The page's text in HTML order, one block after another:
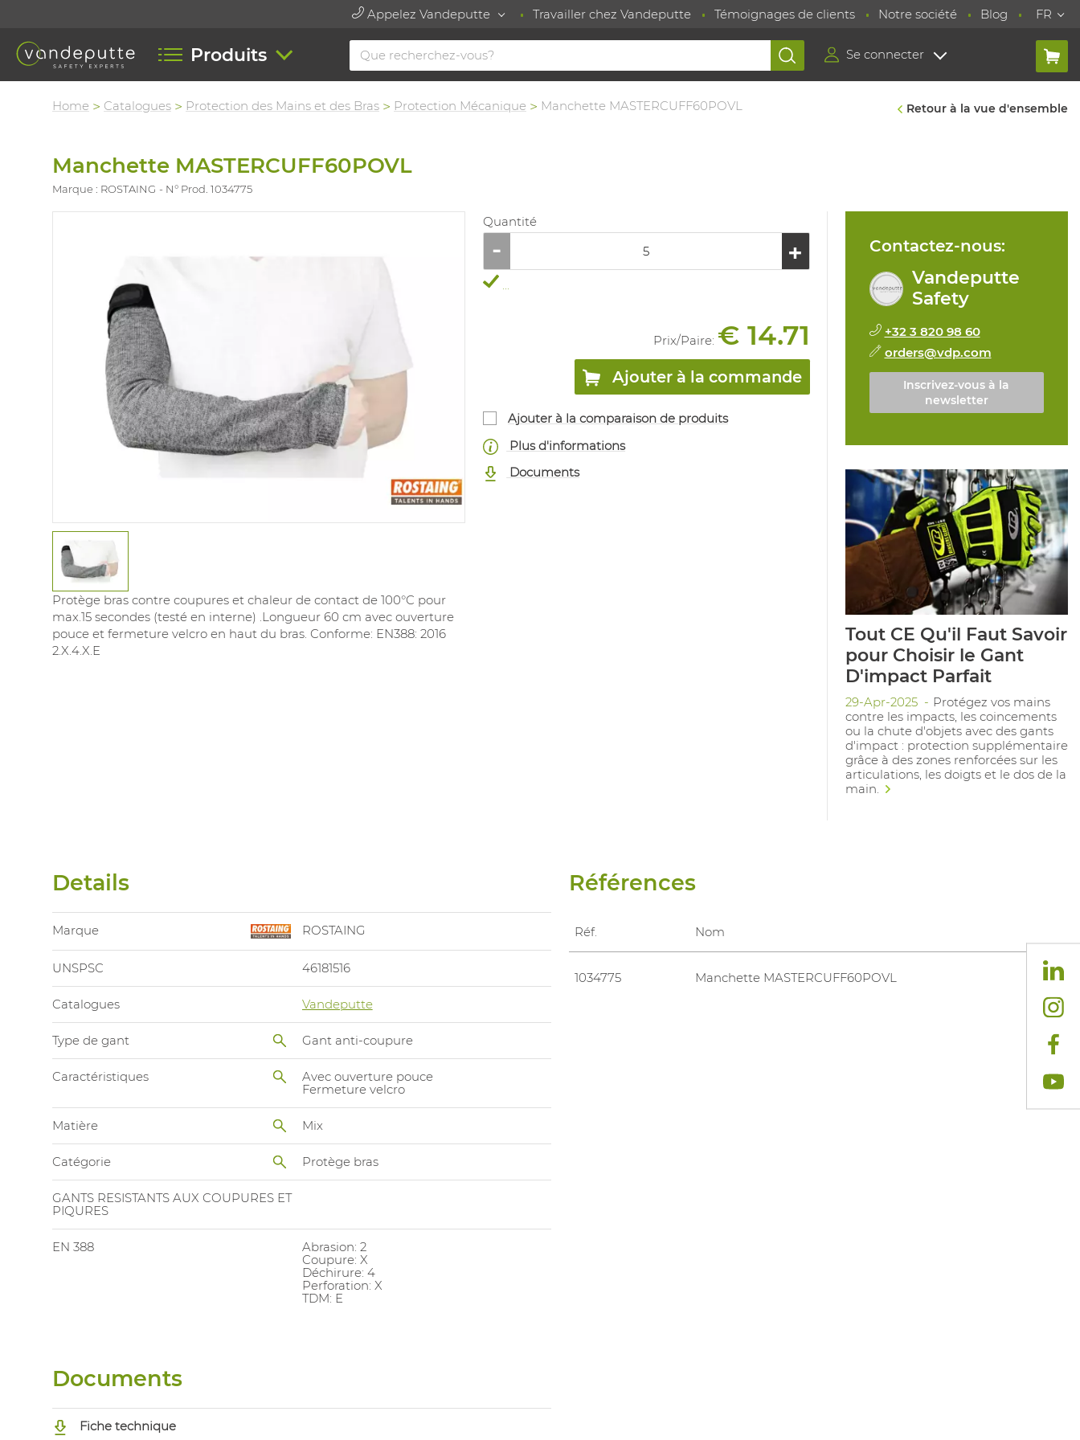
Appelez Vandeputte Travailler chez Vandeputte Témoignages de clients Notre société Blog FR
Produits Se connecter
Home Catalogues Protection des Mains et des Bras Protection Mécanique Manchette MASTERCUFF60POVL Retour à la vue d'ensemble
Manchette MASTERCUFF60POVL
Marque : ROSTAING N° Prod. 1034775
Protège bras contre coupures et chaleur de contact de 100°C pour
max.15 secondes (testé en interne) .Longueur 60 cm avec ouverture
pouce et fermeture velcro en haut du bras. Conforme: EN388: 2016
2.X.4.X.E
Quantité
...
Prix/Paire: € 14.71
Ajouter à la commande
Ajouter à la comparaison de produits
Plus d'informations
Documents
Contactez-nous:
Vandeputte
Safety
+32 3 820 98 60
orders@vdp.com
Inscrivez-vous à la
newsletter
Tout CE Qu'il Faut Savoir
pour Choisir le Gant
D'impact Parfait
29-Apr-2025
Protégez vos mains
contre les impacts, les coincements
ou la chute d'objets avec des gants
d'impact : protection supplémentaire
grâce à des zones renforcées sur les
articulations, les doigts et le dos de la
main.
Details
Marque ROSTAING
UNSPSC 46181516
Catalogues Vandeputte
Type de gant Gant anti-coupure
Caractéristiques
Avec ouverture pouce
Fermeture velcro
Matière Mix
Catégorie Protège bras
GANTS RESISTANTS AUX COUPURES ET
PIQURES
EN 388
Abrasion: 2
Coupure: X
Déchirure: 4
Perforation: X
TDM: E
Références
Réf. Nom
1034775 Manchette MASTERCUFF60POVL
Documents
Fiche technique